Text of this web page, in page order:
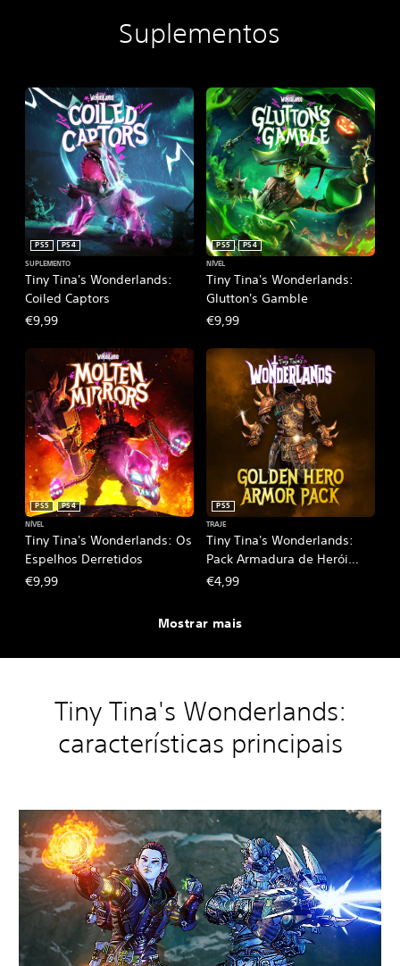
Suplementos
Tiny Tina's Wonderlands:
Coiled Captors
PS5
PS4
SUPLEMENTO
€9,99
Tiny Tina's Wonderlands:
Glutton's Gamble
PS5
PS4
NÍVEL
€9,99
Tiny Tina's Wonderlands: Os
Espelhos Derretidos
PS5
PS4
NÍVEL
€9,99
Tiny Tina's Wonderlands:
Pack Armadura de Herói
Dourado
PS5
TRAJE
€4,99
Mostrar mais
Tiny Tina's Wonderlands:
características principais